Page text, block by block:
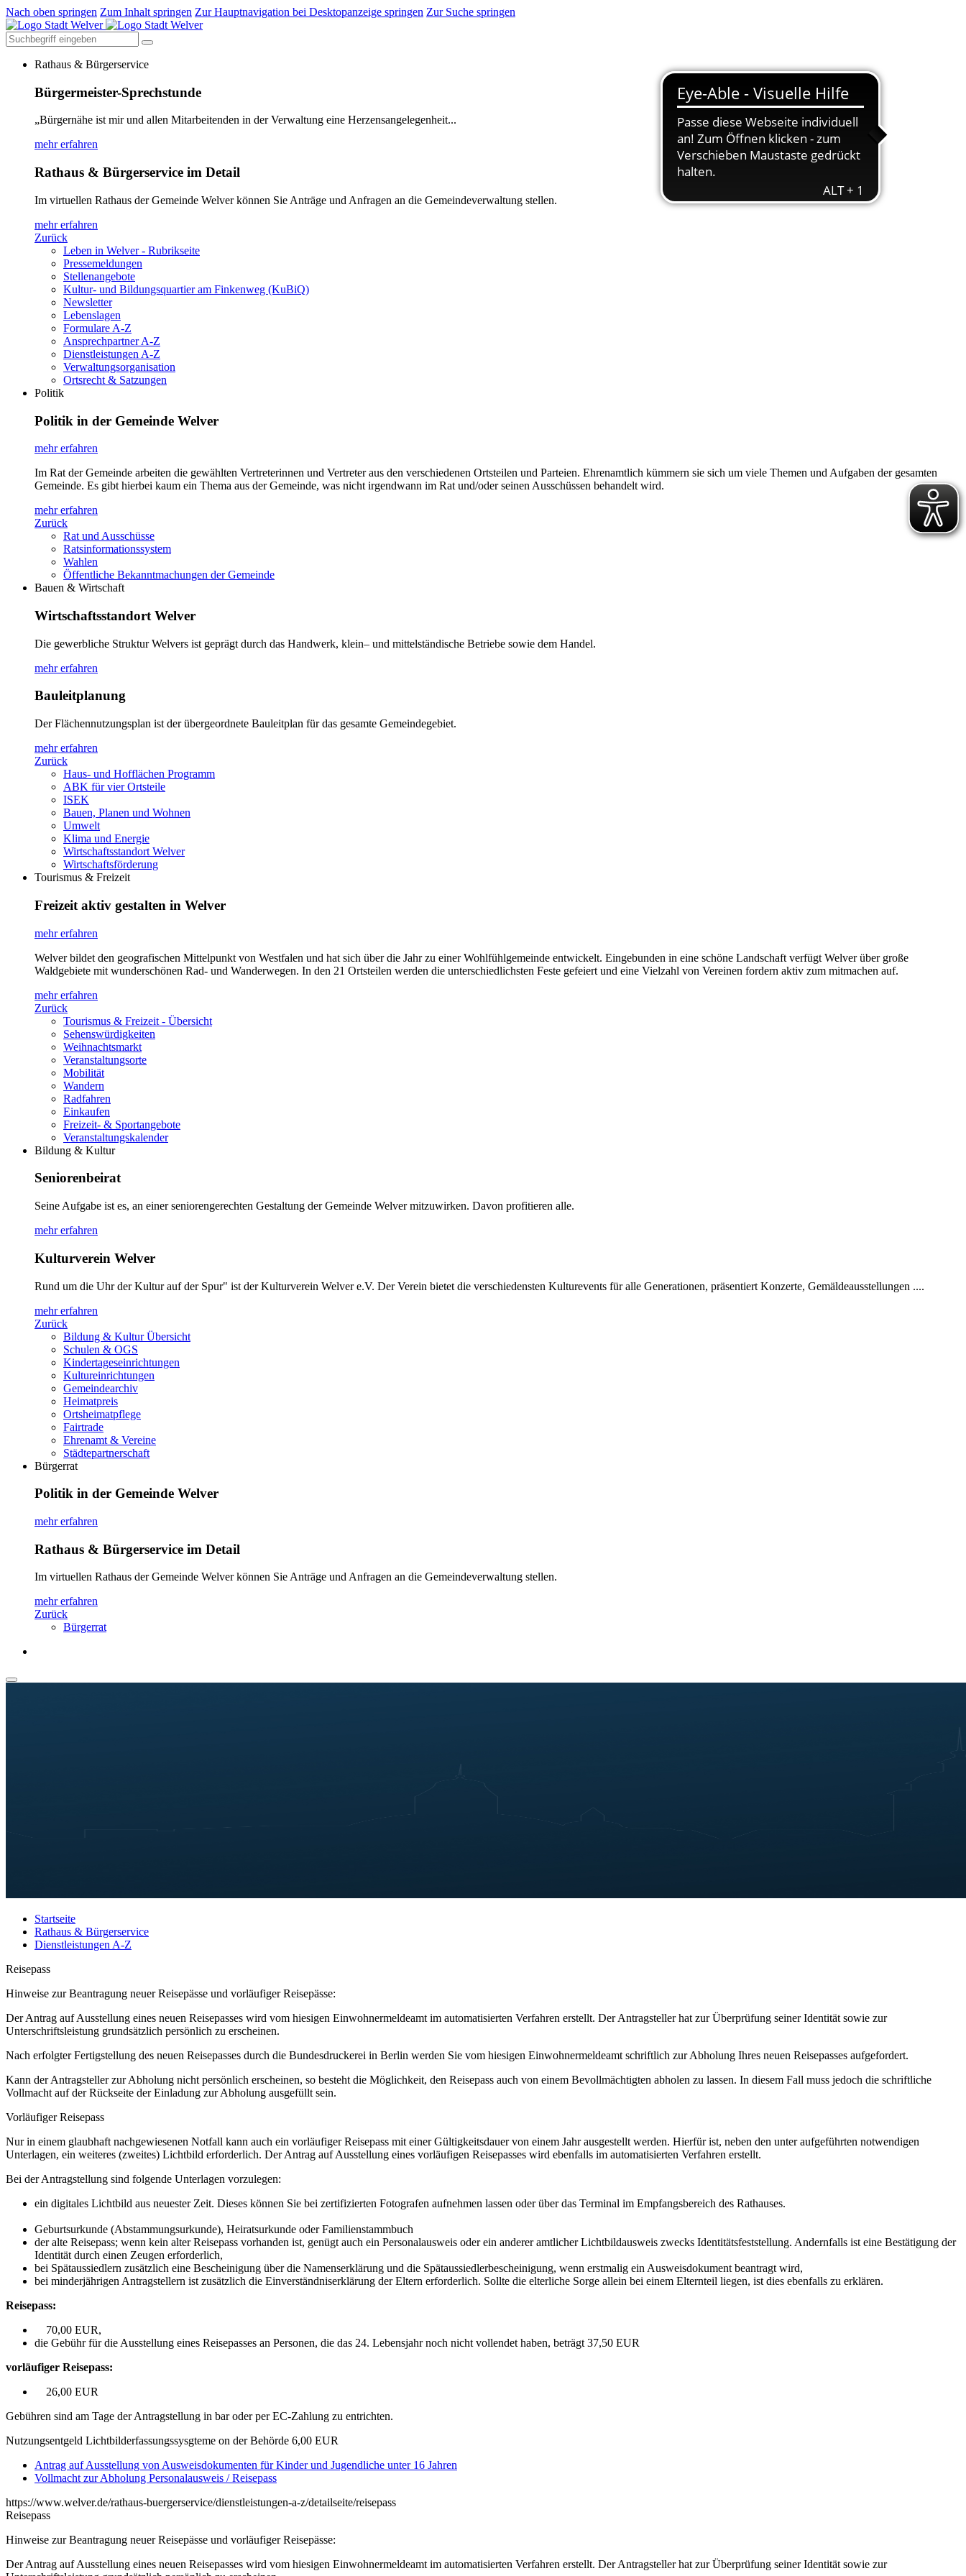
Nach oben springen Zum Inhalt springen Zur Hauptnavigation bei Desktopanzeige springen Zur Suche springen
Rathaus & Bürgerservice
Bürgermeister-Sprechstunde
„Bürgernähe ist mir und allen Mitarbeitenden in der Verwaltung eine Herzensangelegenheit...
mehr erfahren
Rathaus & Bürgerservice im Detail
Im virtuellen Rathaus der Gemeinde Welver können Sie Anträge und Anfragen an die Gemeindeverwaltung stellen.
mehr erfahren
Zurück
Leben in Welver - Rubrikseite
Pressemeldungen
Stellenangebote
Kultur- und Bildungsquartier am Finkenweg (KuBiQ)
Newsletter
Lebenslagen
Formulare A-Z
Ansprechpartner A-Z
Dienstleistungen A-Z
Verwaltungsorganisation
Ortsrecht & Satzungen
Politik
Politik in der Gemeinde Welver
mehr erfahren
Im Rat der Gemeinde arbeiten die gewählten Vertreterinnen und Vertreter aus den verschiedenen Ortsteilen und Parteien. Ehrenamtlich kümmern sie sich um viele Themen und Aufgaben der gesamten
Gemeinde. Es gibt hierbei kaum ein Thema aus der Gemeinde, was nicht irgendwann im Rat und/oder seinen Ausschüssen behandelt wird.
mehr erfahren
Zurück
Rat und Ausschüsse
Ratsinformationssystem
Wahlen
Öffentliche Bekanntmachungen der Gemeinde
Bauen & Wirtschaft
Wirtschaftsstandort Welver
Die gewerbliche Struktur Welvers ist geprägt durch das Handwerk, klein– und mittelständische Betriebe sowie dem Handel.
mehr erfahren
Bauleitplanung
Der Flächennutzungsplan ist der übergeordnete Bauleitplan für das gesamte Gemeindegebiet.
mehr erfahren
Zurück
Haus- und Hofflächen Programm
ABK für vier Ortsteile
ISEK
Bauen, Planen und Wohnen
Umwelt
Klima und Energie
Wirtschaftsstandort Welver
Wirtschaftsförderung
Tourismus & Freizeit
Freizeit aktiv gestalten in Welver
mehr erfahren
Welver bildet den geografischen Mittelpunkt von Westfalen und hat sich über die Jahr zu einer Wohlfühlgemeinde entwickelt. Eingebunden in eine schöne Landschaft verfügt Welver über große
Waldgebiete mit wunderschönen Rad- und Wanderwegen. In den 21 Ortsteilen werden die unterschiedlichsten Feste gefeiert und eine Vielzahl von Vereinen fordern aktiv zum mitmachen auf.
mehr erfahren
Zurück
Tourismus & Freizeit - Übersicht
Sehenswürdigkeiten
Weihnachtsmarkt
Veranstaltungsorte
Mobilität
Wandern
Radfahren
Einkaufen
Freizeit- & Sportangebote
Veranstaltungskalender
Bildung & Kultur
Seniorenbeirat
Seine Aufgabe ist es, an einer seniorengerechten Gestaltung der Gemeinde Welver mitzuwirken. Davon profitieren alle.
mehr erfahren
Kulturverein Welver
Rund um die Uhr der Kultur auf der Spur" ist der Kulturverein Welver e.V. Der Verein bietet die verschiedensten Kulturevents für alle Generationen, präsentiert Konzerte, Gemäldeausstellungen ....
mehr erfahren
Zurück
Bildung & Kultur Übersicht
Schulen & OGS
Kindertageseinrichtungen
Kultureinrichtungen
Gemeindearchiv
Heimatpreis
Ortsheimatpflege
Fairtrade
Ehrenamt & Vereine
Städtepartnerschaft
Bürgerrat
Politik in der Gemeinde Welver
mehr erfahren
Rathaus & Bürgerservice im Detail
Im virtuellen Rathaus der Gemeinde Welver können Sie Anträge und Anfragen an die Gemeindeverwaltung stellen.
mehr erfahren
Zurück
Bürgerrat
Startseite
Rathaus & Bürgerservice
Dienstleistungen A-Z
Reisepass
Hinweise zur Beantragung neuer Reisepässe und vorläufiger Reisepässe:
Der Antrag auf Ausstellung eines neuen Reisepasses wird vom hiesigen Einwohnermeldeamt im automatisierten Verfahren erstellt. Der Antragsteller hat zur Überprüfung seiner Identität sowie zur
Unterschriftsleistung grundsätzlich persönlich zu erscheinen.
Nach erfolgter Fertigstellung des neuen Reisepasses durch die Bundesdruckerei in Berlin werden Sie vom hiesigen Einwohnermeldeamt schriftlich zur Abholung Ihres neuen Reisepasses aufgefordert.
Kann der Antragsteller zur Abholung nicht persönlich erscheinen, so besteht die Möglichkeit, den Reisepass auch von einem Bevollmächtigten abholen zu lassen. In diesem Fall muss jedoch die schriftliche
Vollmacht auf der Rückseite der Einladung zur Abholung ausgefüllt sein.
Vorläufiger Reisepass
Nur in einem glaubhaft nachgewiesenen Notfall kann auch ein vorläufiger Reisepass mit einer Gültigkeitsdauer von einem Jahr ausgestellt werden. Hierfür ist, neben den unter aufgeführten notwendigen
Unterlagen, ein weiteres (zweites) Lichtbild erforderlich. Der Antrag auf Ausstellung eines vorläufigen Reisepasses wird ebenfalls im automatisierten Verfahren erstellt.
Bei der Antragstellung sind folgende Unterlagen vorzulegen:
ein digitales Lichtbild aus neuester Zeit. Dieses können Sie bei zertifizierten Fotografen aufnehmen lassen oder über das Terminal im Empfangsbereich des Rathauses.
Geburtsurkunde (Abstammungsurkunde), Heiratsurkunde oder Familienstammbuch
der alte Reisepass; wenn kein alter Reisepass vorhanden ist, genügt auch ein Personalausweis oder ein anderer amtlicher Lichtbildausweis zwecks Identitätsfeststellung. Andernfalls ist eine Bestätigung der
Identität durch einen Zeugen erforderlich,
bei Spätaussiedlern zusätzlich eine Bescheinigung über die Namenserklärung und die Spätaussiedlerbescheinigung, wenn erstmalig ein Ausweisdokument beantragt wird,
bei minderjährigen Antragstellern ist zusätzlich die Einverständniserklärung der Eltern erforderlich. Sollte die elterliche Sorge allein bei einem Elternteil liegen, ist dies ebenfalls zu erklären.
Reisepass:
70,00 EUR,
die Gebühr für die Ausstellung eines Reisepasses an Personen, die das 24. Lebensjahr noch nicht vollendet haben, beträgt 37,50 EUR
vorläufiger Reisepass:
26,00 EUR
Gebühren sind am Tage der Antragstellung in bar oder per EC-Zahlung zu entrichten.
Nutzungsentgeld Lichtbilderfassungssysgteme on der Behörde 6,00 EUR
Antrag auf Ausstellung von Ausweisdokumenten für Kinder und Jugendliche unter 16 Jahren
Vollmacht zur Abholung Personalausweis / Reisepass
https://www.welver.de/rathaus-buergerservice/dienstleistungen-a-z/detailseite/reisepass
Reisepass
Hinweise zur Beantragung neuer Reisepässe und vorläufiger Reisepässe:
Der Antrag auf Ausstellung eines neuen Reisepasses wird vom hiesigen Einwohnermeldeamt im automatisierten Verfahren erstellt. Der Antragsteller hat zur Überprüfung seiner Identität sowie zur